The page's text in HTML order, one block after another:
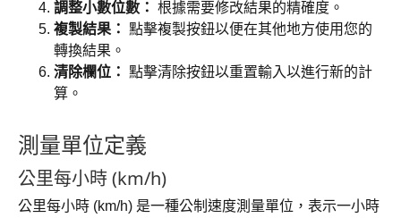
調整小數位數： 根據需要修改結果的精確度。
複製結果： 點擊複製按鈕以便在其他地方使用您的
轉換結果。
清除欄位： 點擊清除按鈕以重置輸入以進行新的計
算。
測量單位定義
公里每小時 (km/h)
公里每小時 (km/h) 是一種公制速度測量單位，表示一小時